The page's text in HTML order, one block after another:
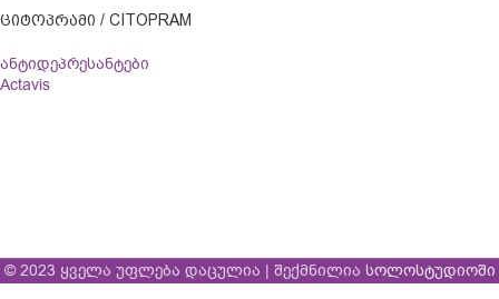
ᲪᲘᲢᲝᲞᲠᲐᲛᲘ / CITOPRAM
ანტიდეპრესანტები
Actavis
© 2023 ყველა უფლება დაცულია | შექმნილია სოლოსტუდიოში